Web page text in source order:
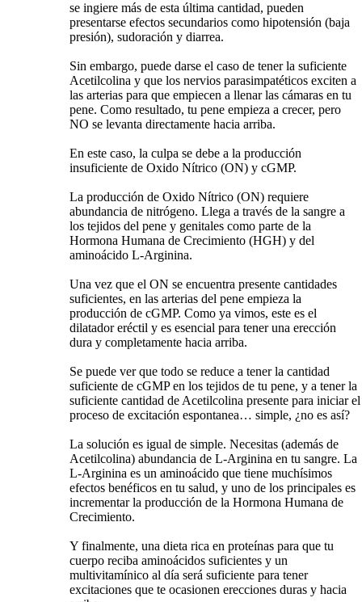
se ingiere más de esta última cantidad, pueden
presentarse efectos secundarios como hipotensión (baja
presión), sudoración y diarrea.
Sin embargo, puede darse el caso de tener la suficiente
Acetilcolina y que los nervios parasimpatéticos exciten a
las arterias para que empiecen a llenar las cámaras en tu
pene. Como resultado, tu pene empieza a crecer, pero
NO se levanta directamente hacia arriba.
En este caso, la culpa se debe a la producción
insuficiente de Oxido Nítrico (ON) y cGMP.
La producción de Oxido Nítrico (ON) requiere
abundancia de nitrógeno. Llega a través de la sangre a
los tejidos del pene y genitales como parte de la
Hormona Humana de Crecimiento (HGH) y del
aminoácido L-Arginina.
Una vez que el ON se encuentra presente cantidades
suficientes, en las arterias del pene empieza la
producción de cGMP. Como ya vimos, este es el
dilatador eréctil y es esencial para tener una erección
dura y completamente hacia arriba.
Se puede ver que todo se reduce a tener la cantidad
suficiente de cGMP en los tejidos de tu pene, y a tener la
suficiente cantidad de Acetilcolina presente para iniciar el
proceso de excitación espontanea… simple, ¿no es así?
La solución es igual de simple. Necesitas (además de
Acetilcolina) abundancia de L-Arginina en tu sangre. La
L-Arginina es un aminoácido que tiene muchísimos
efectos benéficos en tu salud, y uno de los principales es
incrementar la producción de la Hormona Humana de
Crecimiento.
Y finalmente, una dieta rica en proteínas para que tu
cuerpo reciba aminoácidos suficientes y un
multivitamínico al día será suficiente para tener
excitaciones que te ocasionen erecciones duras y hacia